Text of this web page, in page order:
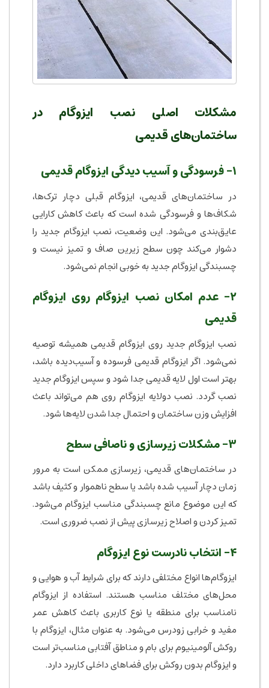
مشکلات اصلی نصب ایزوگام در
ساختمان‌های قدیمی
۱- فرسودگی و آسیب دیدگی ایزوگام قدیمی
در ساختمان‌های قدیمی، ایزوگام قبلی دچار ترک‌ها،
شکاف‌ها و فرسودگی شده است که باعث کاهش کارایی
عایق‌بندی می‌شود. این وضعیت، نصب ایزوگام جدید را
دشوار می‌کند چون سطح زیرین صاف و تمیز نیست و
چسبندگی ایزوگام جدید به خوبی انجام نمی‌شود.
۲- عدم امکان نصب ایزوگام روی ایزوگام
قدیمی
نصب ایزوگام جدید روی ایزوگام قدیمی همیشه توصیه
نمی‌شود. اگر ایزوگام قدیمی فرسوده و آسیب‌دیده باشد،
بهتر است اول لایه قدیمی جدا شود و سپس ایزوگام جدید
نصب گردد. نصب دولایه ایزوگام روی هم می‌تواند باعث
افزایش وزن ساختمان و احتمال جدا شدن لایه‌ها شود.
۳- مشکلات زیرسازی و ناصافی سطح
در ساختمان‌های قدیمی، زیرسازی ممکن است به مرور
زمان دچار آسیب شده باشد یا سطح ناهموار و کثیف باشد
که این موضوع مانع چسبندگی مناسب ایزوگام می‌شود.
تمیز کردن و اصلاح زیرسازی پیش از نصب ضروری است.
۴- انتخاب نادرست نوع ایزوگام
ایزوگام‌ها انواع مختلفی دارند که برای شرایط آب و هوایی و
محل‌های مختلف مناسب هستند. استفاده از ایزوگام
نامناسب برای منطقه یا نوع کاربری باعث کاهش عمر
مفید و خرابی زودرس می‌شود. به عنوان مثال، ایزوگام با
روکش آلومینیوم برای بام و مناطق آفتابی مناسب‌تر است
و ایزوگام بدون روکش برای فضاهای داخلی کاربرد دارد.